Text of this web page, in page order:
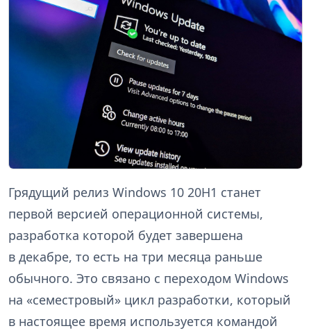
Грядущий релиз Windows 10 20H1 станет
первой версией операционной системы,
разработка которой будет завершена
в декабре, то есть на три месяца раньше
обычного. Это связано с переходом Windows
на «семестровый» цикл разработки, который
в настоящее время используется командой